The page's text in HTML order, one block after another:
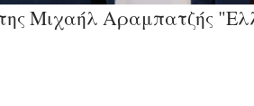
Μιχαήλ Αραμπατζής